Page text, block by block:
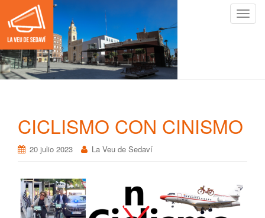
C
CICLISMO CON CINISMO
20 julio 2023 La Veu de Sedaví